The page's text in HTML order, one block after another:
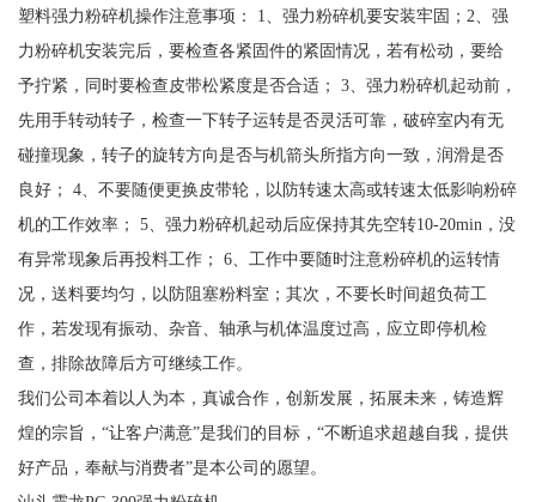
塑料强力粉碎机操作注意事项： 1、强力粉碎机要安装牢固；2、强
力粉碎机安装完后，要检查各紧固件的紧固情况，若有松动，要给
予拧紧，同时要检查皮带松紧度是否合适； 3、强力粉碎机起动前，
先用手转动转子，检查一下转子运转是否灵活可靠，破碎室内有无
碰撞现象，转子的旋转方向是否与机箭头所指方向一致，润滑是否
良好； 4、不要随便更换皮带轮，以防转速太高或转速太低影响粉碎
机的工作效率； 5、强力粉碎机起动后应保持其先空转10-20min，没
有异常现象后再投料工作； 6、工作中要随时注意粉碎机的运转情
况，送料要均匀，以防阻塞粉料室；其次，不要长时间超负荷工
作，若发现有振动、杂音、轴承与机体温度过高，应立即停机检
查，排除故障后方可继续工作。
我们公司本着以人为本，真诚合作，创新发展，拓展未来，铸造辉
煌的宗旨，“让客户满意”是我们的目标，“不断追求超越自我，提供
好产品，奉献与消费者”是本公司的愿望。